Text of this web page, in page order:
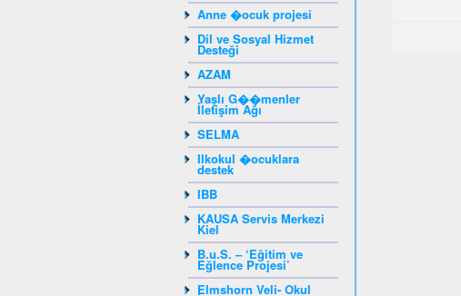
Anne �ocuk projesi
Dil ve Sosyal Hizmet
Desteği
AZAM
Yaşlı G��menler
İletişim Ağı
SELMA
Ilkokul �ocuklara
destek
IBB
KAUSA Servis Merkezi
Kiel
B.u.S. – ‘Eğitim ve
Eğlence Projesi’
Elmshorn Veli- Okul